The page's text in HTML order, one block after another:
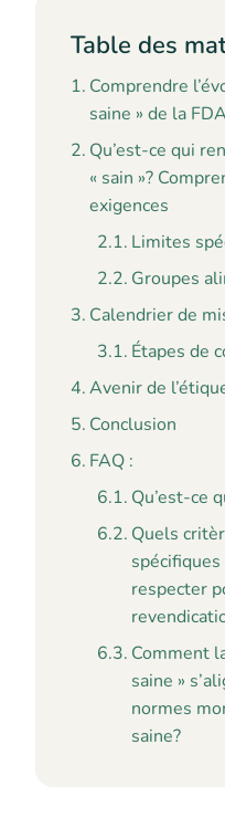
Table des
Comprendre
saine » de la FDA
Qu’est-ce qui
« sain »?
exigences
Limites
Groupes
Calendrier de
Étapes de
Avenir de
Conclusion
FAQ :
Qu’est-ce
Quels
respecter
Comment
saine »
normes
saine?